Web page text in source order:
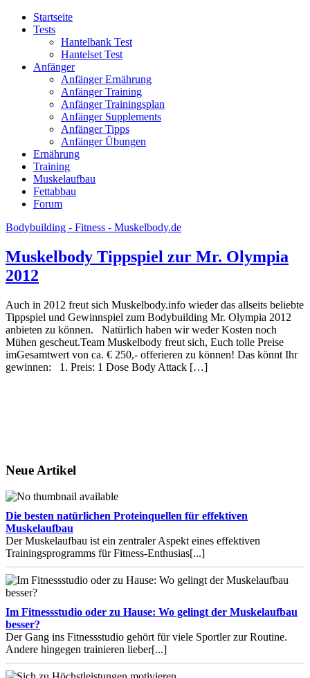
Startseite
Tests
Hantelbank Test
Hantelset Test
Anfänger
Anfänger Ernährung
Anfänger Training
Anfänger Trainingsplan
Anfänger Supplements
Anfänger Tipps
Anfänger Übungen
Ernährung
Training
Muskelaufbau
Fettabbau
Forum
Bodybuilding - Fitness - Muskelbody.de
Muskelbody Tippspiel zur Mr. Olympia
2012
Auch in 2012 freut sich Muskelbody.info wieder das allseits beliebte
Tippspiel und Gewinnspiel zum Bodybuilding Mr. Olympia 2012
anbieten zu können. Natürlich haben wir weder Kosten noch
Mühen gescheut.Team Muskelbody freut sich, Euch tolle Preise
imGesamtwert von ca. € 250,- offerieren zu können! Das könnt Ihr
gewinnen: 1. Preis: 1 Dose Body Attack […]
Neue Artikel
Die besten natürlichen Proteinquellen für effektiven
Muskelaufbau
Der Muskelaufbau ist ein zentraler Aspekt eines effektiven
Trainingsprogramms für Fitness-Enthusias[...]
Im Fitnessstudio oder zu Hause: Wo gelingt der Muskelaufbau
besser?
Der Gang ins Fitnessstudio gehört für viele Sportler zur Routine.
Andere hingegen trainieren lieber[...]